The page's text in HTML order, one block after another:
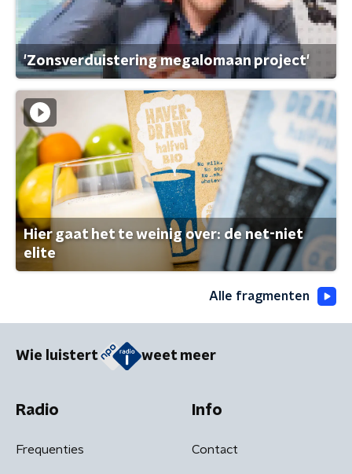
'Zonsverduistering megalomaan project'
Hier gaat het te weinig over: de net-niet
elite
Alle fragmenten
Wie luistert weet meer
Radio
Frequenties
Info
Contact